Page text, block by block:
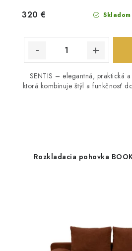
Skladom
320 €
SENTIS – elegantná, praktická
ktorá kombinuje štýl a funkčnosť
Rozkladacia pohovka